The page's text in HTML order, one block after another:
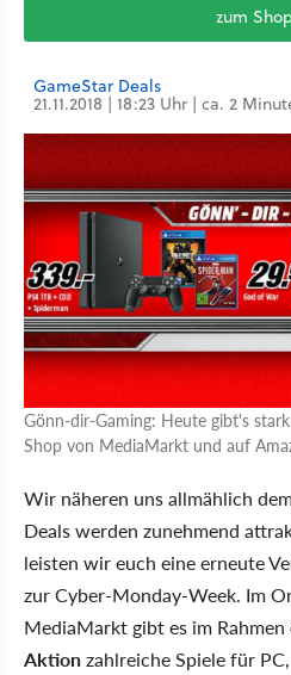
zum
GameStar Deals
21.11.2018 | 18:23 Uhr | ca. 2
Gönn-dir-Gaming: Heute gibt's
Shop von MediaMarkt und auf
Wir näheren uns allmählich
Deals werden zunehmend
leisten wir euch eine erneute
zur Cyber-Monday-Week. Im
MediaMarkt gibt es im Rahmen
Aktionzahlreiche Spiele für